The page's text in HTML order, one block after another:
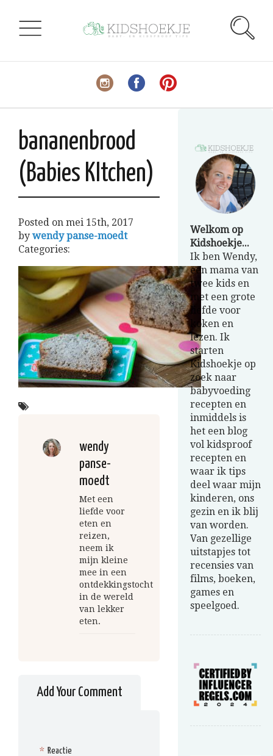
bananenbrood
(Babies KItchen)
Posted on mei 15th, 2017
by wendy panse-moedt
Categories:
wendy
panse-
moedt
Met een
liefde voor
eten en
reizen,
neem ik
mijn kleine
mee in een
ontdekkingstocht
in de wereld
van lekker
eten.
Add Your Comment
Reactie
*
Welkom op
Kidshoekje...
Ik ben Wendy,
een mama van
twee kids en
met een grote
liefde voor
koken en
lezen. Ik
starten
Kidshoekje op
zoek naar
babyvoeding
recepten en
inmiddels is
het een blog
vol kidsproof
recepten en
waar ik tips
deel waar mijn
kinderen, ons
gezin en ik blij
van worden.
Van gezellige
uitstapjes tot
recensies van
films, boeken,
games en
speelgoed.